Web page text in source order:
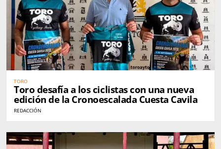
TORO
Toro desafía a los ciclistas con una nueva
edición de la Cronoescalada Cuesta Cavila
REDACCIÓN